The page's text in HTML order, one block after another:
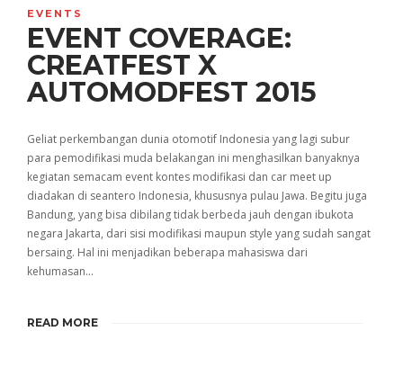
EVENTS
EVENT COVERAGE:
CREATFEST X
AUTOMODFEST 2015
Geliat perkembangan dunia otomotif Indonesia yang lagi subur
para pemodifikasi muda belakangan ini menghasilkan banyaknya
kegiatan semacam event kontes modifikasi dan car meet up
diadakan di seantero Indonesia, khususnya pulau Jawa. Begitu juga
Bandung, yang bisa dibilang tidak berbeda jauh dengan ibukota
negara Jakarta, dari sisi modifikasi maupun style yang sudah sangat
bersaing. Hal ini menjadikan beberapa mahasiswa dari
kehumasan…
READ MORE